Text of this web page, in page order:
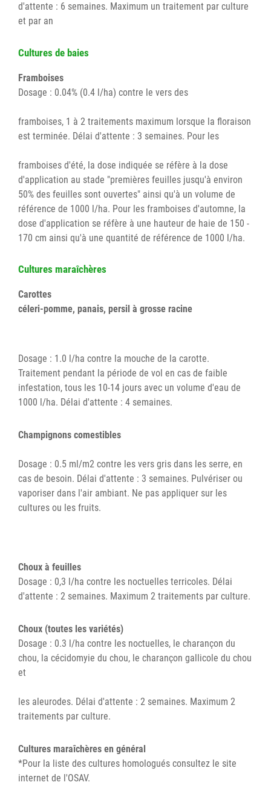
d'attente : 6 semaines. Maximum un traitement par culture
et par an
Cultures de baies
Framboises
Dosage : 0.04% (0.4 l/ha) contre le vers des
framboises, 1 à 2 traitements maximum lorsque la floraison
est terminée. Délai d'attente : 3 semaines. Pour les
framboises d'été, la dose indiquée se réfère à la dose
d'application au stade "premières feuilles jusqu'à environ
50% des feuilles sont ouvertes" ainsi qu'à un volume de
référence de 1000 l/ha. Pour les framboises d'automne, la
dose d'application se réfère à une hauteur de haie de 150 -
170 cm ainsi qu'à une quantité de référence de 1000 l/ha.
Cultures maraîchères
Carottes
céleri-pomme, panais, persil à grosse racine
Dosage : 1.0 l/ha contre la mouche de la carotte.
Traitement pendant la période de vol en cas de faible
infestation, tous les 10-14 jours avec un volume d'eau de
1000 l/ha. Délai d'attente : 4 semaines.
Champignons comestibles
Dosage : 0.5 ml/m2 contre les vers gris dans les serre, en
cas de besoin. Délai d'attente : 3 semaines. Pulvériser ou
vaporiser dans l'air ambiant. Ne pas appliquer sur les
cultures ou les fruits.
Choux à feuilles
Dosage : 0,3 l/ha contre les noctuelles terricoles. Délai
d'attente : 2 semaines. Maximum 2 traitements par culture.
Choux (toutes les variétés)
Dosage : 0.3 l/ha contre les noctuelles, le charançon du
chou, la cécidomyie du chou, le charançon gallicole du chou
et
les aleurodes. Délai d'attente : 2 semaines. Maximum 2
traitements par culture.
Cultures maraîchères en général
*Pour la liste des cultures homologués consultez le site
internet de l'OSAV.